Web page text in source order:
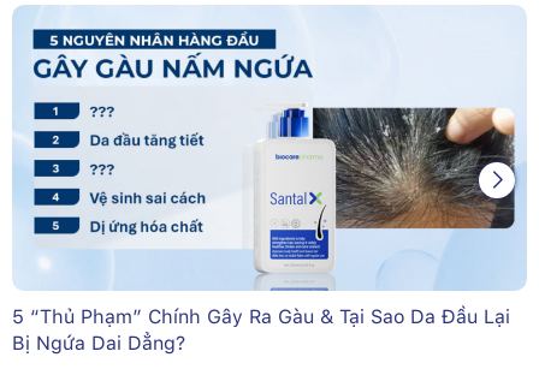
5 “Thủ Phạm” Chính Gây Ra Gàu & Tại Sao Da Đầu Lại
Bị Ngứa Dai Dẳng?